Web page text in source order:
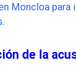
Moncloa para
de la